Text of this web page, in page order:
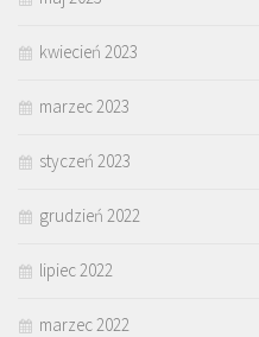
kwiecień 2023
marzec 2023
styczeń 2023
grudzień 2022
lipiec 2022
marzec 2022